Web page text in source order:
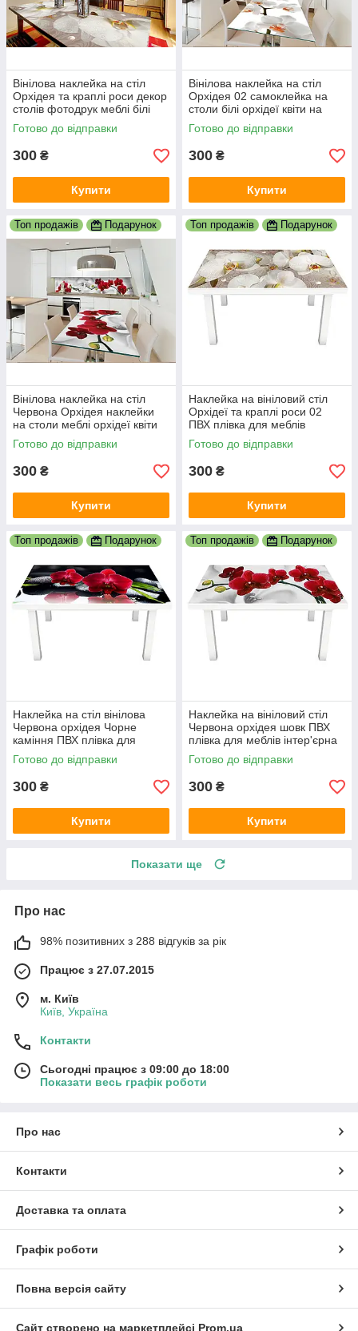
Вінілова наклейка на стіл
Орхідея та краплі роси декор
столів фотодрук меблі білі
орхідеї квіти 600х1200 мм
Готово до відправки
300 ₴
Купити
Вінілова наклейка на стіл
Орхідея 02 самоклейка на
столи білі орхідеї квіти на
білому тлі 600х1200 мм
Готово до відправки
300 ₴
Купити
Топ продажів Подарунок
Вінілова наклейка на стіл
Червона Орхідея наклейки
на столи меблі орхідеї квіти
на білому тлі 600х1200 мм
Готово до відправки
300 ₴
Купити
Топ продажів Подарунок
Наклейка на вініловий стіл
Орхідеї та краплі роси 02
ПВХ плівка для меблів
інтер'єрна 3D бежевий
600х1200 мм
Готово до відправки
300 ₴
Купити
Топ продажів Подарунок
Наклейка на стіл вінілова
Червона орхідея Чорне
каміння ПВХ плівка для
меблів інтер'єрна 3D чорний
600х1200 мм
Готово до відправки
300 ₴
Купити
Топ продажів Подарунок
Наклейка на вініловий стіл
Червона орхідея шовк ПВХ
плівка для меблів інтер'єрна
3D квіти сірий 600х1200 мм
Готово до відправки
300 ₴
Купити
Показати ще
Про нас
98% позитивних з 288 відгуків за рік
Працює з 27.07.2015
м. Київ
Київ, Україна
Контакти
Сьогодні працює з 09:00 до 18:00
Показати весь графік роботи
Про нас
Контакти
Доставка та оплата
Графік роботи
Повна версія сайту
Сайт створено на маркетплейсі Prom.ua